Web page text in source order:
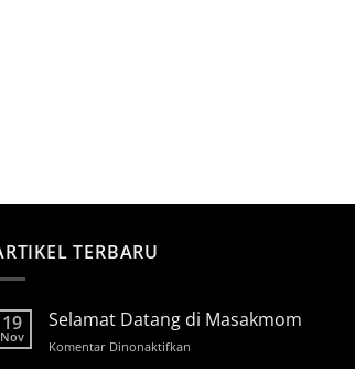
TERBARU
19
Nov
Selamat Datang di Masakmom
Komentar Dinonaktifkan